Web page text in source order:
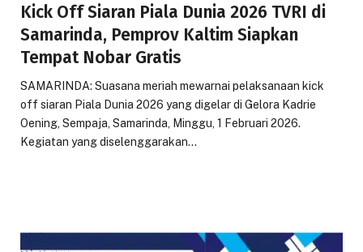
Kick Off Siaran Piala Dunia 2026 TVRI di
Samarinda, Pemprov Kaltim Siapkan
Tempat Nobar Gratis
SAMARINDA: Suasana meriah mewarnai pelaksanaan kick
off siaran Piala Dunia 2026 yang digelar di Gelora Kadrie
Oening, Sempaja, Samarinda, Minggu, 1 Februari 2026.
Kegiatan yang diselenggarakan…